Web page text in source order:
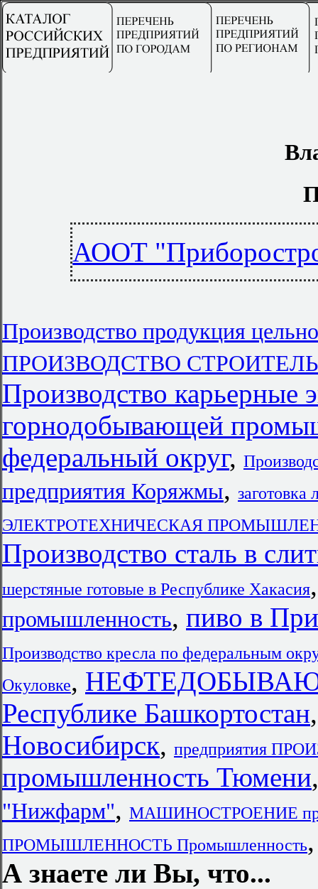
АООТ
Производство продукция
ПРОИЗВОДСТВО
Производство карьерные
горнодобывающей
федеральный округ,
предприятия Коряжмы, заготовка
ЭЛЕКТРОТЕХНИЧЕСКАЯ
Производство сталь в
шерстяные готовые в Республике Хакасия
промышленность, пиво в
Производство кресла по федеральным
Окуловке,
Республике Башкортостан
Новосибирск, предприятия
промышленность Тюмени
"Нижфарм", МАШИНОСТРОЕНИЕ
ПРОМЫШЛЕННОСТЬ Промышленность
А знаете ли Вы, что...